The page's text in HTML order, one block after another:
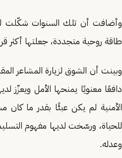
وأضافت أن تلك السنوات شكّلت لها
طاقة روحية متجددة، جعلتها أكثر
وبينت أن الشوق لزيارة المشاعر
دافعًا معنويًا يمنحها الأمل ويعزّز
الأمنية لم يكن عبئًا بقدر ما كان
للحياة، ورسّخت لديها مفهوم
وعدله.